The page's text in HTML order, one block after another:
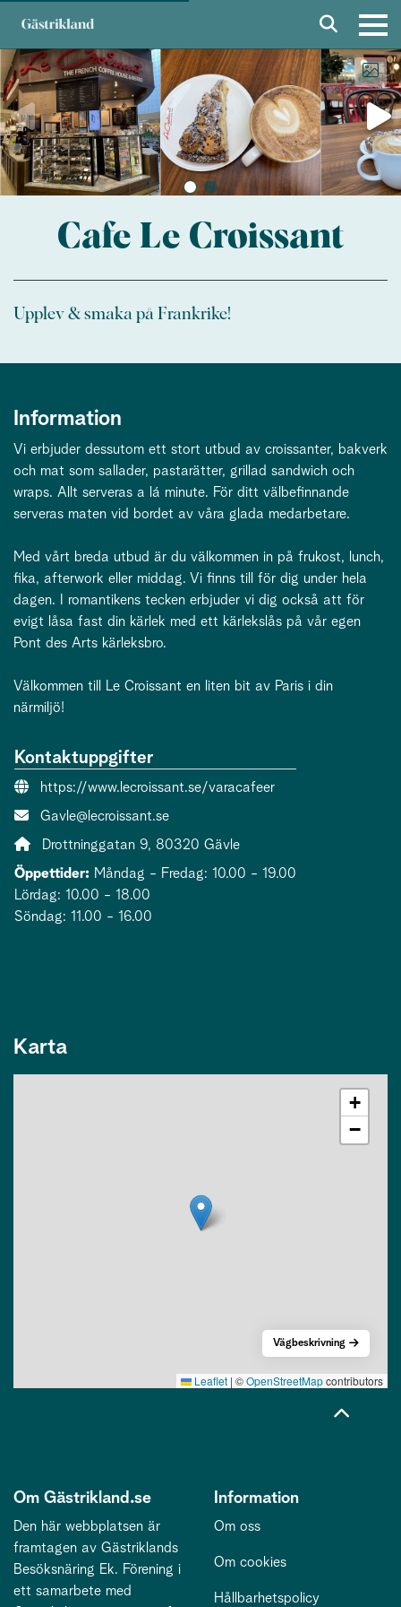
Cafe Le Croissant
Upplev & smaka på Frankrike!
Information
Vi erbjuder dessutom ett stort utbud av croissanter, bakverk
och mat som sallader, pastarätter, grillad sandwich och
wraps. Allt serveras a lá minute. För ditt välbefinnande
serveras maten vid bordet av våra glada medarbetare.
Med vårt breda utbud är du välkommen in på frukost, lunch,
fika, afterwork eller middag. Vi finns till för dig under hela
dagen. I romantikens tecken erbjuder vi dig också att för
evigt låsa fast din kärlek med ett kärlekslås på vår egen
Pont des Arts kärleksbro.
Välkommen till Le Croissant en liten bit av Paris i din
närmiljö!
Kontaktuppgifter
Webbsida:
https://www.lecroissant.se/varacafeer
E-post:
Gavle@lecroissant.se
Adress:
Drottninggatan 9, 80320 Gävle
Öppettider: Måndag - Fredag: 10.00 - 19.00
Lördag: 10.00 - 18.00
Söndag: 11.00 - 16.00
Karta
+
−
Leaflet | ©OpenStreetMapcontributors
Vägbeskrivning
Om Gästrikland.se
Den här webbplatsen är
framtagen av Gästriklands
Besöksnäring Ek. Förening i
ett samarbete med
Information
Om oss
Om cookies
Hållbarhetspolicy